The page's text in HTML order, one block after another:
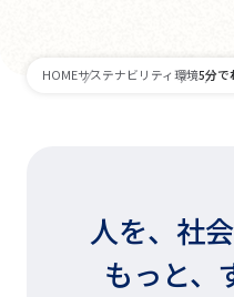
HOMEサステナビリティ環境5分で
人を、社
もっと、